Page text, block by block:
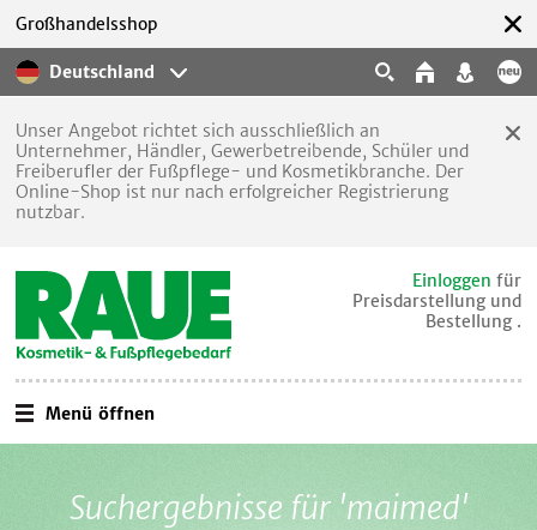
Deutschland
Großhandelsshop
Unser Angebot richtet sich ausschließlich an
Unternehmer, Händler, Gewerbetreibende, Schüler und
Freiberufler der Fußpflege- und Kosmetikbranche. Der
Online-Shop ist nur nach erfolgreicher Registrierung
nutzbar.
Einloggen für
Preisdarstellung und
Bestellung .
Menü öffnen
Suchergebnisse für 'maimed'